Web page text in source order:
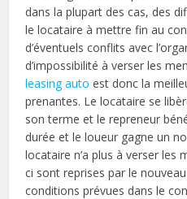
dans la plupart des cas, des
le locataire à mettre fin au
d’éventuels conflits avec
d’impossibilité à verser les
leasing auto est donc la
prenantes. Le locataire se
son terme et le repreneur
durée et le loueur gagne un
locataire n’a plus à verser les
ci sont reprises par le
conditions prévues dans le